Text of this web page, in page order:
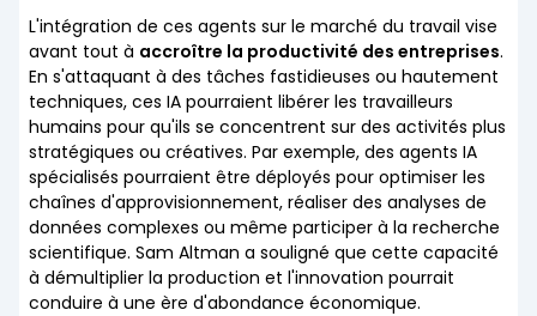
L'intégration de ces agents sur le marché du travail vise
avant tout à accroître la productivité des entreprises.
En s'attaquant à des tâches fastidieuses ou hautement
techniques, ces IA pourraient libérer les travailleurs
humains pour qu'ils se concentrent sur des activités plus
stratégiques ou créatives. Par exemple, des agents IA
spécialisés pourraient être déployés pour optimiser les
chaînes d'approvisionnement, réaliser des analyses de
données complexes ou même participer à la recherche
scientifique. Sam Altman a souligné que cette capacité
à démultiplier la production et l'innovation pourrait
conduire à une ère d'abondance économique.